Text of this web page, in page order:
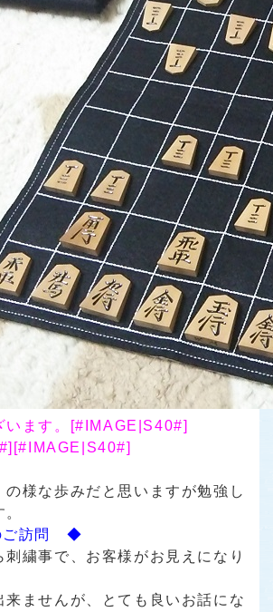
ます。
[#IMAGE|S40#]
の様な歩みだと思いますが勉強し
ご訪問 ◆
刺繍事で、お客様がお見えになり
来ませんが、とても良いお話にな